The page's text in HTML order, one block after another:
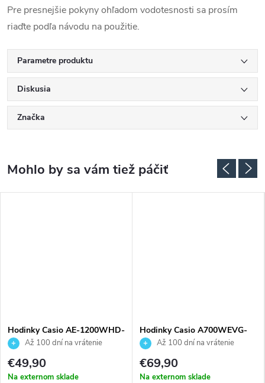
Pre presnejšie pokyny ohľadom vodotesnosti sa prosím
riaďte podľa návodu na použitie.
Parametre produktu
Diskusia
Značka
Hodinky Casio AE-1200WHD-
1AVEFAž 100 dní na vrátenie
tovaru. Autorizovaný predajca.
€49,90
Na externom sklade
Hodinky Casio A700WEVG-
9AEFAž 100 dní na vrátenie
tovaru. Autorizovaný predajca.
€69,90
Na externom sklade